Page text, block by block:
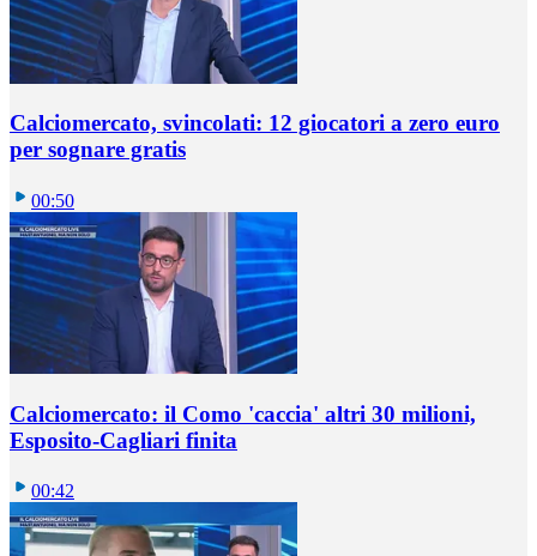
Calciomercato, svincolati: 12 giocatori a zero euro
per sognare gratis
00:50
Calciomercato: il Como 'caccia' altri 30 milioni,
Esposito-Cagliari finita
00:42